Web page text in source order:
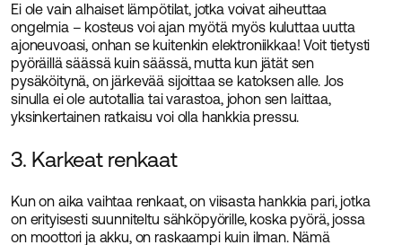
Ei ole vain alhaiset lämpötilat, jotka voivat aiheuttaa
ongelmia – kosteus voi ajan myötä myös kuluttaa uutta
ajoneuvoasi, onhan se kuitenkin elektroniikkaa! Voit tietysti
pyöräillä säässä kuin säässä, mutta kun jätät sen
pysäköitynä, on järkevää sijoittaa se katoksen alle. Jos
sinulla ei ole autotallia tai varastoa, johon sen laittaa,
yksinkertainen ratkaisu voi olla hankkia pressu.
3. Karkeat renkaat
Kun on aika vaihtaa renkaat, on viisasta hankkia pari, jotka
on erityisesti suunniteltu sähköpyörille, koska pyörä, jossa
on moottori ja akku, on raskaampi kuin ilman. Nämä